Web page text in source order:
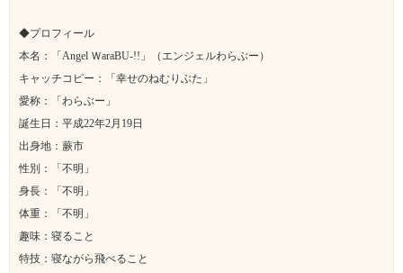
◆プロフィール
本名：「Angel ＷaraBU-!!」（エンジェルわらぶー）
キャッチコピー：「幸せのねむりぶた」
愛称：「わらぶー」
誕生日：平成22年2月19日
出身地：蕨市
性別：「不明」
身長：「不明」
体重：「不明」
趣味：寝ること
特技：寝ながら飛べること